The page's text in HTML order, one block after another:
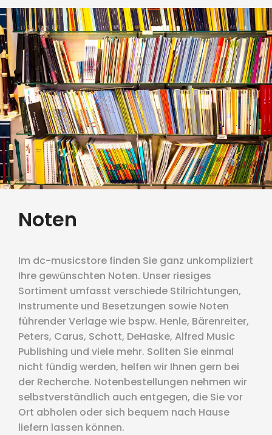
Noten
Im dc-musicstore finden Sie ganz unkompliziert
Ihre gewünschten Noten. Unser riesiges
Sortiment umfasst verschiede Stilrichtungen,
Instrumente und Besetzungen sowie Noten
führender Verlage wie bspw. Henle, Bärenreiter,
Peters, Carus, Schott, DeHaske, Alfred Music
Publishing und viele mehr. Sollten Sie einmal
nicht fündig werden, helfen wir Ihnen gern bei
der Recherche. Notenbestellungen nehmen wir
selbstverständlich auch entgegen, die Sie vor
Ort abholen oder sich bequem nach Hause
liefern lassen können.